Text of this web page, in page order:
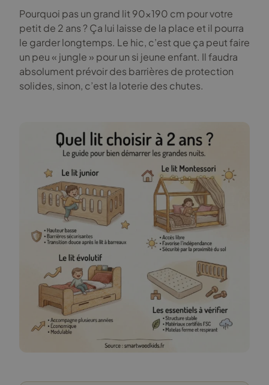
Pourquoi pas un grand lit 90×190 cm pour votre
petit de 2 ans ? Ça lui laisse de la place et il pourra
le garder longtemps. Le hic, c’est que ça peut faire
un peu « jungle » pour un si jeune enfant. Il faudra
absolument prévoir des barrières de protection
solides, sinon, c’est la loterie des chutes.